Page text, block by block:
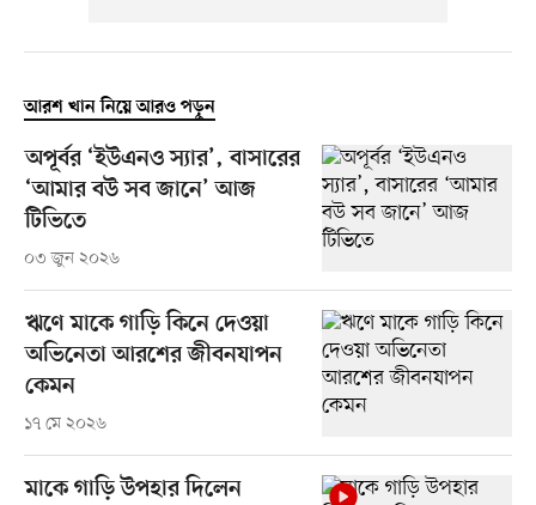
আরশ খান নিয়ে আরও পড়ুন
অপূর্বর ‘ইউএনও স্যার’, বাসারের
‘আমার বউ সব জানে’ আজ
টিভিতে
০৩ জুন ২০২৬
ঋণে মাকে গাড়ি কিনে দেওয়া
অভিনেতা আরশের জীবনযাপন
কেমন
১৭ মে ২০২৬
মাকে গাড়ি উপহার দিলেন